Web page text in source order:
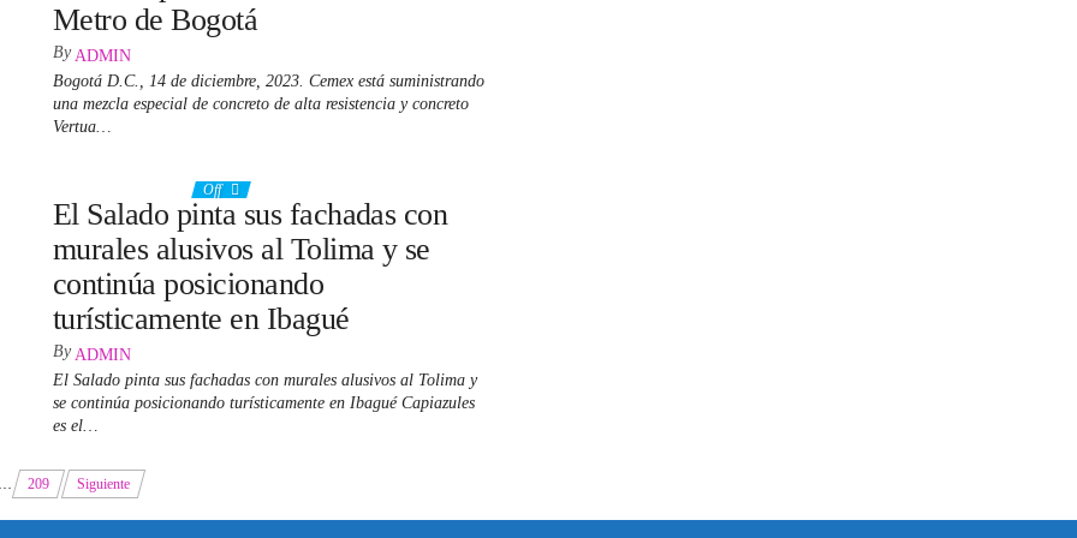
Metro de Bogotá
By ADMIN
Bogotá D.C., 14 de diciembre, 2023. Cemex está suministrando
una mezcla especial de concreto de alta resistencia y concreto
Vertua…
Off
El Salado pinta sus fachadas con
murales alusivos al Tolima y se
continúa posicionando
turísticamente en Ibagué
By ADMIN
El Salado pinta sus fachadas con murales alusivos al Tolima y
se continúa posicionando turísticamente en Ibagué Capiazules
es el…
209 Siguiente